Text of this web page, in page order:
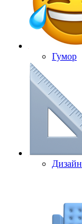
Гумор
Дизайн